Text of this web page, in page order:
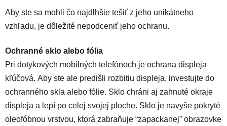
Aby ste sa mohli čo najdlhšie tešiť z jeho unikátneho
vzhľadu, je dôležité nepodceniť jeho ochranu.
Ochranné sklo alebo fólia
Pri dotykových mobilných telefónoch je ochrana displeja
kľúčová. Aby ste ale predišli rozbitiu displeja, investujte do
ochranného skla alebo fólie. Sklo chráni aj zahnuté okraje
displeja a lepí po celej svojej ploche. Sklo je navyše pokryté
oleofóbnou vrstvou, ktorá zabraňuje “zapackanej” obrazovke